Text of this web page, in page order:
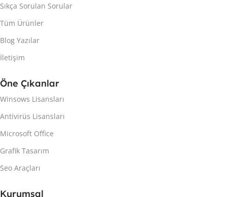
Sıkça Sorulan Sorular
Tüm Ürünler
Blog Yazılar
İletişim
Öne Çıkanlar
Winsows Lisansları
Antivirüs Lisansları
Microsoft Office
Grafik Tasarım
Seo Araçları
Kurumsal